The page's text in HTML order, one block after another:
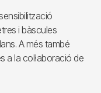
i bàscules
A més també
a la col·laboració de